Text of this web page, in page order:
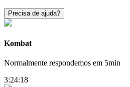
Precisa de ajuda?
Kombat
Normalmente respondemos em 5min
3:24:18